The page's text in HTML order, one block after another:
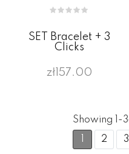
SET Bracelet + 3
Clicks
zł157.00
Showing 1-
1
2 3